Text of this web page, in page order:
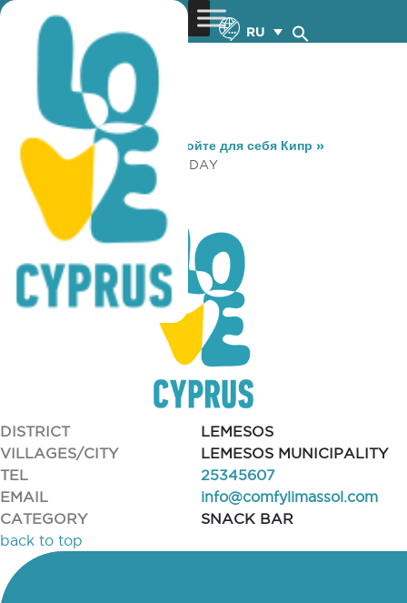
RU
You are here: Home »Откройте для себя Кипр »
Gastronomy
» COMFY ALL DAY
COMFY ALL DAY
DISTRICT
LEMESOS
VILLAGES/CITY
LEMESOS MUNICIPALITY
TEL
25345607
EMAIL
info@comfylimassol.com
CATEGORY
SNACK BAR
back to top